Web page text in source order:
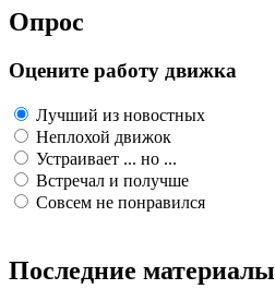
Опрос
Оцените работу движка
Лучший из новостных
Неплохой движок
Устраивает ... но ...
Встречал и получше
Совсем не понравился
Последние материалы